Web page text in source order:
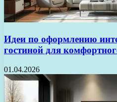
Идеи по оформлению
гостиной для
01.04.2026